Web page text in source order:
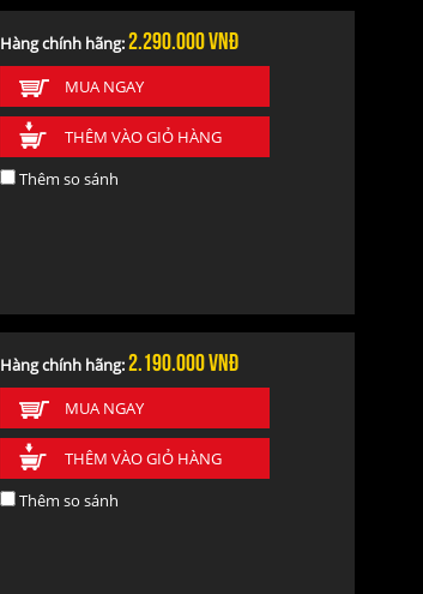
Hàng chính hãng:2.290.000vnđ
MUA NGAY
THÊM VÀO GIỎ HÀNG
Thêm so sánh
Hàng chính hãng:2.190.000vnđ
MUA NGAY
THÊM VÀO GIỎ HÀNG
Thêm so sánh